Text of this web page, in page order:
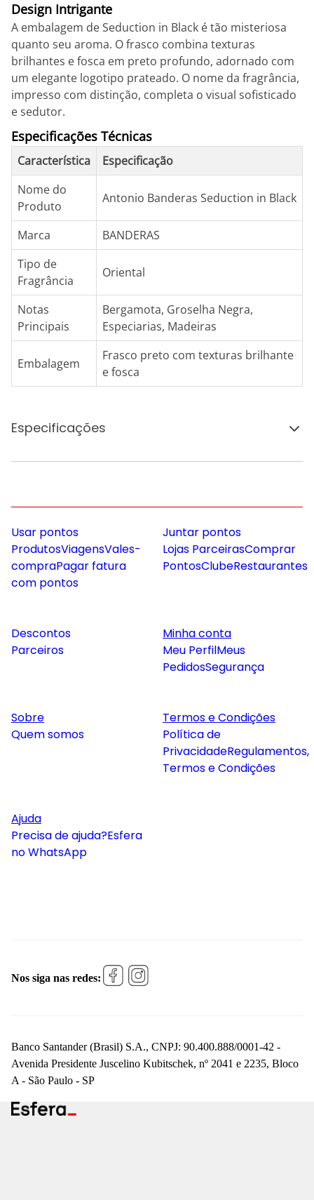
Design Intrigante
A embalagem de Seduction in Black é tão misteriosa
quanto seu aroma. O frasco combina texturas
brilhantes e fosca em preto profundo, adornado com
um elegante logotipo prateado. O nome da fragrância,
impresso com distinção, completa o visual sofisticado
e sedutor.
Especificações Técnicas
Característica
Especificação
Nome do
Produto
Antonio Banderas Seduction in Black
Marca
BANDERAS
Tipo de
Fragrância
Oriental
Notas
Principais
Bergamota, Groselha Negra,
Especiarias, Madeiras
Embalagem
Frasco preto com texturas brilhante
e fosca
Especificações
Usar pontos
ProdutosViagensVales-
compraPagar fatura
com pontos
Juntar pontos
Lojas ParceirasComprar
PontosClubeRestaurantes
Descontos
Parceiros
Minha conta
Meu PerfilMeus
PedidosSegurança
Sobre
Quem somos
Termos e Condições
Política de
PrivacidadeRegulamentos,
Termos e Condições
Ajuda
Precisa de ajuda?Esfera
no WhatsApp
Nos siga nas redes:
Banco Santander (Brasil) S.A., CNPJ: 90.400.888/0001-42 -
Avenida Presidente Juscelino Kubitschek, nº 2041 e 2235, Bloco
A - São Paulo - SP